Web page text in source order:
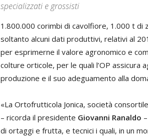
specializzati e grossisti
1.800.000 corimbi di cavolfiore, 1.000 t di
soltanto alcuni dati produttivi, relativi al
per esprimerne il valore agronomico e
colture orticole, per le quali l’OP assicura
produzione e il suo adeguamento alla
«La Ortofrutticola Jonica, società
– ricorda il presidente Giovanni Ranaldo
di ortaggi e frutta, e tecnici i quali, in un